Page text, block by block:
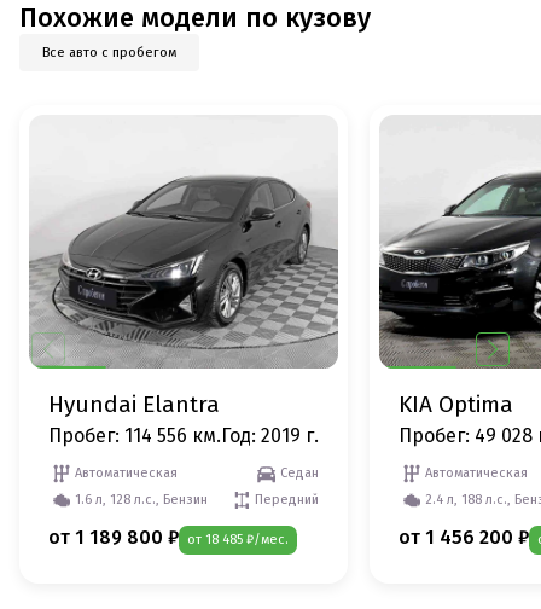
Похожие модели по кузову
Все авто с пробегом
Hyundai Elantra
Пробег: 114 556 км. Год: 2019 г.
Автоматическая
Седан
1.6 л, 128 л.с., Бензин
Передний
от 1 189 800 ₽ от 18 485 ₽/мес.
KIA Optima
Пробег: 49 028
Автоматическая
2.4 л, 188 л.с.,
от 1 456 200 ₽